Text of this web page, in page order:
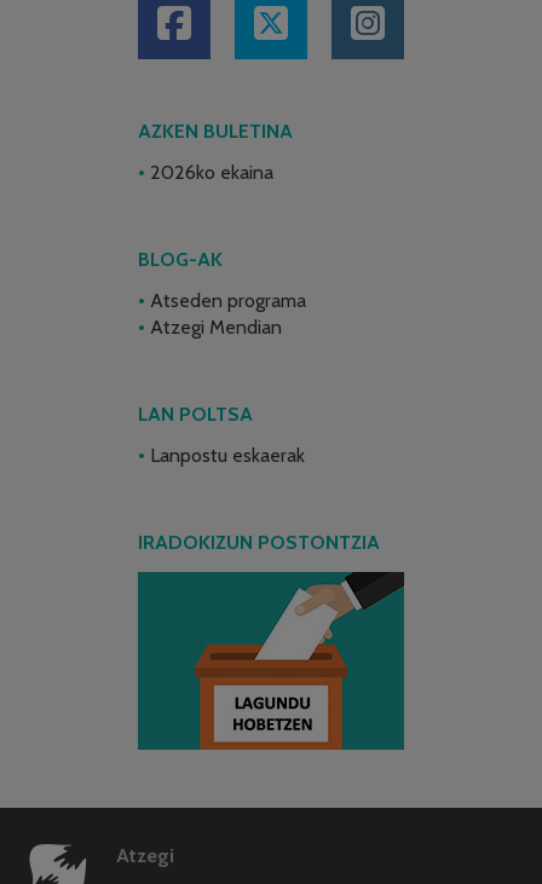
AZKEN BULETINA
2026ko ekaina
BLOG-AK
Atseden programa
Atzegi Mendian
LAN POLTSA
Lanpostu eskaerak
IRADOKIZUN POSTONTZIA
Atzegi